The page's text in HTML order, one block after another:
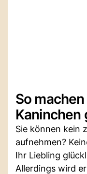
So
Kaninchen
Sie können kein
aufnehmen?
Ihr Liebling
Allerdings wird